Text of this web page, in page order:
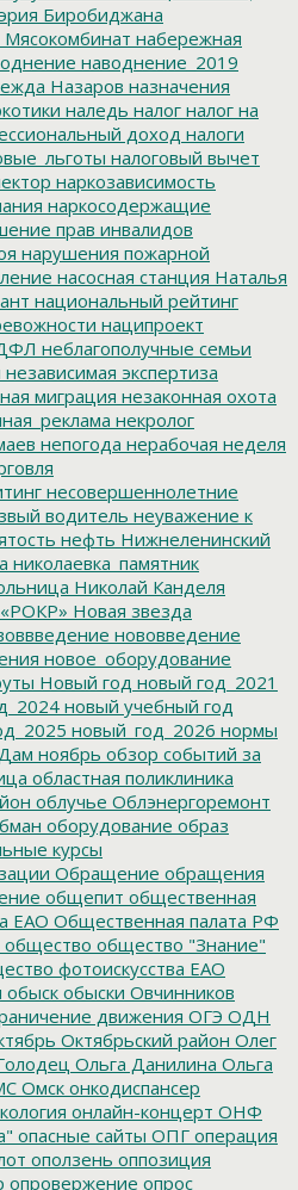
Биробиджана
Мясокомбинат набережная
наводнение_2019
Назаров назначения
наледь налог налог на
доход налоги
налоговый вычет
наркозависимость
наркосодержащие
прав инвалидов
нарушения пожарной
насосная станция Наталья
национальный рейтинг
наципроект
неблагополучные семьи
независимая экспертиза
миграция незаконная охота
некролог
непогода нерабочая неделя
несовершеннолетние
водитель неуважение к
нефть Нижнеленинский
николаевка_памятник
Николай Канделя
Новая звезда
нововведение
новое_оборудование
Новый год новый год_2021
новый учебный год
новый_год_2026 нормы
ноябрь обзор событий за
областная поликлиника
облучье Облэнергоремонт
оборудование образ
курсы
Обращение обращения
общепит общественная
ЕАО Общественная палата РФ
общество общество "Знание"
фотоискусства ЕАО
обыск обыски Овчинников
движения ОГЭ ОДН
Октябрьский район Олег
Ольга Данилина Ольга
Омск онкодиспансер
онлайн-концерт ОНФ
опасные сайты ОПГ операция
оползень оппозиция
опровержение опрос